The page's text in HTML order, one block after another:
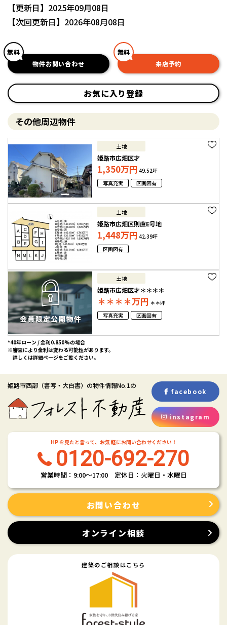
【更新日】2025年09月08日
【次回更新日】2026年08月08日
無料
物件お問い合わせ
無料
来店予約
お気に入り登録
その他周辺物件
土地
姫路市広畑区才
1,350万円 49.52坪
写真充実
区画図有
土地
姫路市広畑区則直E号地
1,448万円 42.39坪
区画図有
土地
姫路市広畑区才＊＊＊＊
＊＊＊＊万円 ＊＊坪
写真充実
区画図有
*40年ローン / 金利0.850%の場合
※審査により金利は変わる可能性があります。
詳しくは詳細ページをご覧ください。
姫路市西部 （書写・大白書） の物件情報No.1の
facebook
instagram
HP を見たと言って、お気 軽にお問い合わせください！
0120-692-270
営業時間：9:00〜17:00 定休日：火曜日・水曜日
お問い合わせ
オンライン相談
建築のご相談はこちら